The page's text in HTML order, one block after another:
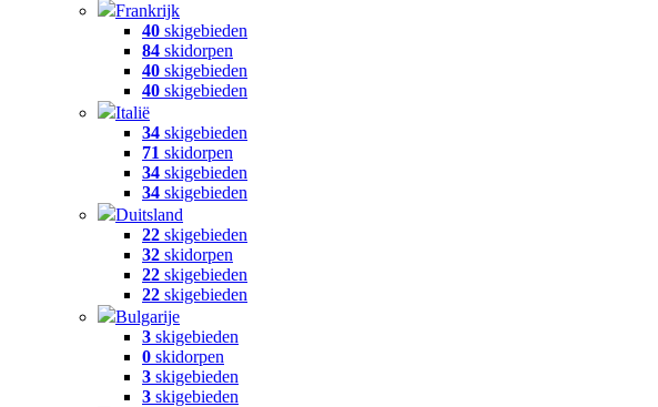
Frankrijk
40 skigebieden
84 skidorpen
40 skigebieden
40 skigebieden
Italië
34 skigebieden
71 skidorpen
34 skigebieden
34 skigebieden
Duitsland
22 skigebieden
32 skidorpen
22 skigebieden
22 skigebieden
Bulgarije
3 skigebieden
0 skidorpen
3 skigebieden
3 skigebieden